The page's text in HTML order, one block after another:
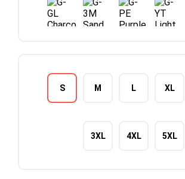
S M L XL
3XL 4XL 5XL